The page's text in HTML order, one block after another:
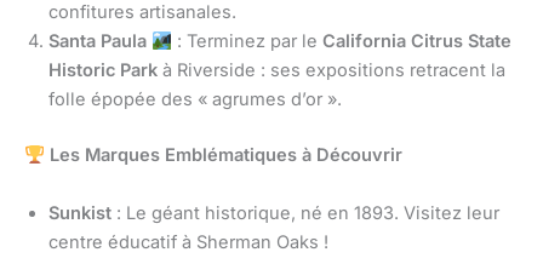
confitures artisanales.
Santa Paula
: Terminez par le California Citrus State
Historic Park à Riverside : ses expositions retracent la
folle épopée des « agrumes d’or ».
Les Marques Emblématiques à Découvrir
Sunkist : Le géant historique, né en 1893. Visitez leur
centre éducatif à Sherman Oaks !